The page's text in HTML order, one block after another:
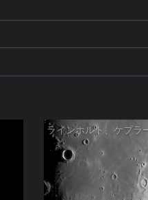
ラインホルト、ケプラ